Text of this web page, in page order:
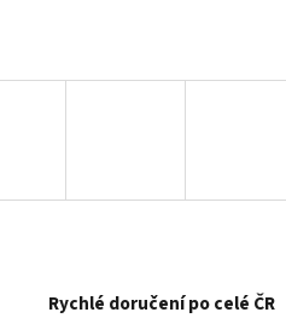
Rychlé doručení po celé ČR